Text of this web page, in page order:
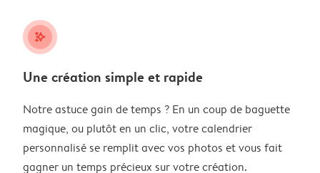
stars_plus
Une création simple et rapide
Notre astuce gain de temps ? En un coup de baguette
magique, ou plutôt en un clic, votre calendrier
personnalisé se remplit avec vos photos et vous fait
gagner un temps précieux sur votre création.